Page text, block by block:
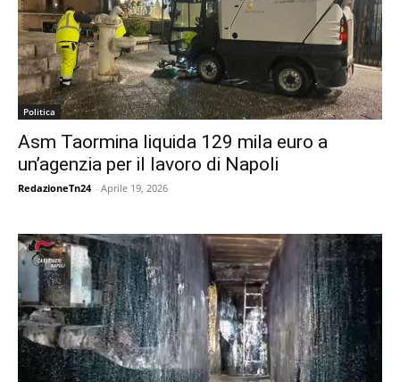
Politica
Asm Taormina liquida 129 mila euro a
un’agenzia per il lavoro di Napoli
RedazioneTn24 - Aprile 19, 2026